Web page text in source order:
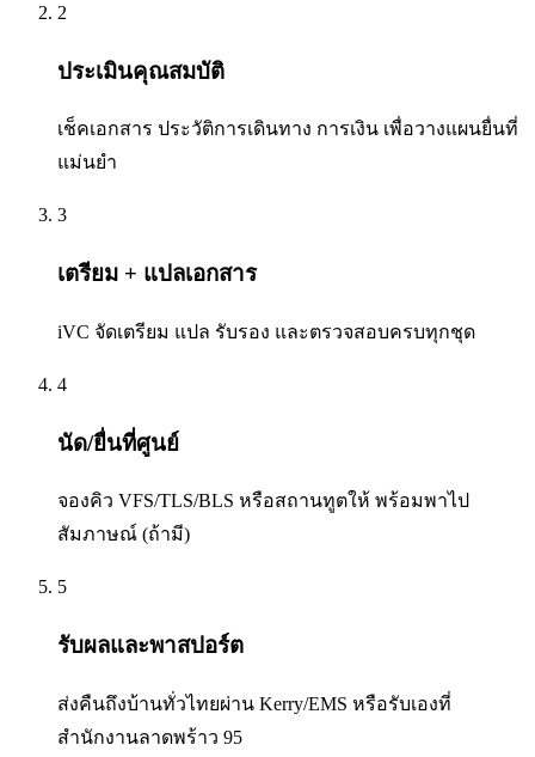
2
ประเมินคุณสมบัติ
เช็คเอกสาร ประวัติการเดินทาง การเงิน เพื่อวางแผนยื่นที่
แม่นยำ
3
เตรียม + แปลเอกสาร
iVC จัดเตรียม แปล รับรอง และตรวจสอบครบทุกชุด
4
นัด/ยื่นที่ศูนย์
จองคิว VFS/TLS/BLS หรือสถานทูตให้ พร้อมพาไป
สัมภาษณ์ (ถ้ามี)
5
รับผลและพาสปอร์ต
ส่งคืนถึงบ้านทั่วไทยผ่าน Kerry/EMS หรือรับเองที่
สำนักงานลาดพร้าว 95